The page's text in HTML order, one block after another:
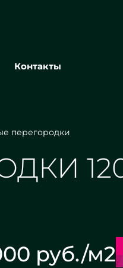
Контакты
перегородки
руб./м2